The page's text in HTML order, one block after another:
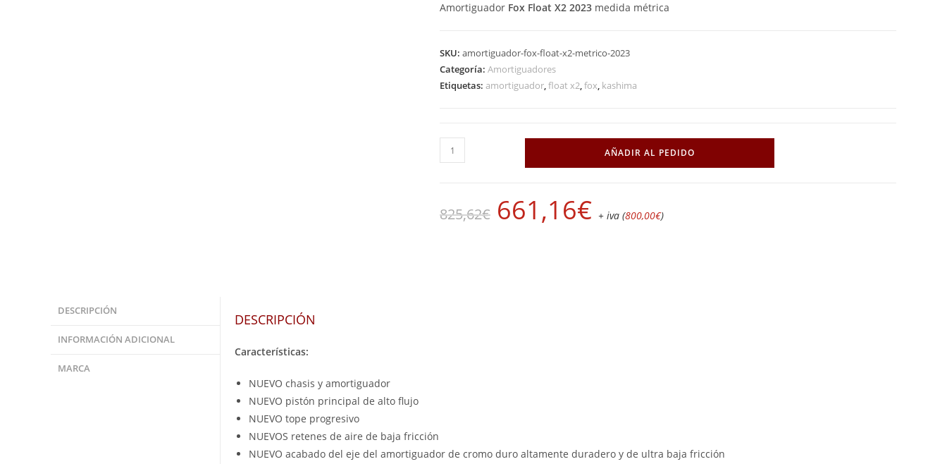
Amortiguador Fox Float X2 2023 medida métrica
SKU: amortiguador-fox-float-x2-metrico-2023
Categoría: Amortiguadores
Etiquetas: amortiguador,float x2,fox, kashima
AÑADIR AL PEDIDO
825,62€ 661,16€ + iva (800,00€)
DESCRIPCIÓN
INFORMACIÓN ADICIONAL
MARCA
DESCRIPCIÓN
Características:
NUEVO chasis y amortiguador
NUEVO pistón principal de alto flujo
NUEVO tope progresivo
NUEVOS retenes de aire de baja fricción
NUEVO acabado del eje del amortiguador de cromo duro altamente duradero y de ultra baja fricción